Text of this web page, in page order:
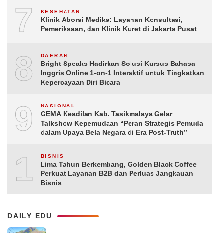
7 KESEHATAN
Klinik Aborsi Medika: Layanan Konsultasi,
Pemeriksaan, dan Klinik Kuret di Jakarta Pusat
8 DAERAH
Bright Speaks Hadirkan Solusi Kursus Bahasa
Inggris Online 1-on-1 Interaktif untuk Tingkatkan
Kepercayaan Diri Bicara
9 NASIONAL
GEMA Keadilan Kab. Tasikmalaya Gelar
Talkshow Kepemudaan “Peran Strategis Pemuda
dalam Upaya Bela Negara di Era Post-Truth”
10BISNIS
Lima Tahun Berkembang, Golden Black Coffee
Perkuat Layanan B2B dan Perluas Jangkauan
Bisnis
DAILY EDU